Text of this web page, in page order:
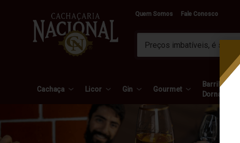
Quem Somos Fale Conosco
Cachaça Licor Gin Gourmet
Barril e
Dorna